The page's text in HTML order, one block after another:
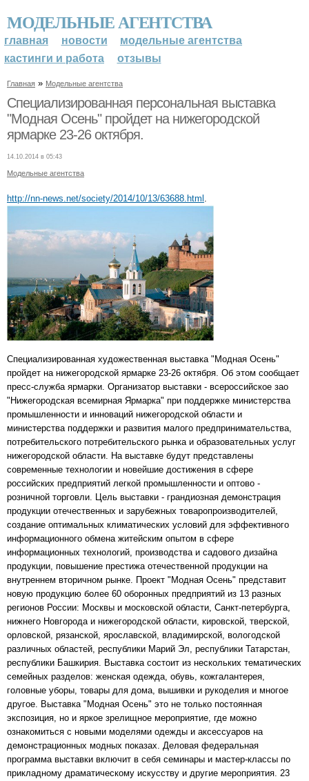
МОДЕЛЬНЫЕ АГЕНТСТВА
главная новости
модельные агентства
кастинги и работа
отзывы
Главная » Модельные агентства
Специализированная персональная выставка
"Модная Осень" пройдет на нижегородской
ярмарке 23-26 октября.
14.10.2014 в 05:43
Модельные агентства
http://nn-news.net/society/2014/10/13/63688.html
Специализированная художественная выставка "Модная Осень"
пройдет на нижегородской ярмарке 23-26 октября. Об этом сообщает
пресс-служба ярмарки. Организатор выставки - всероссийское зао
"Нижегородская всемирная Ярмарка" при поддержке министерства
промышленности и инноваций нижегородской области и
министерства поддержки и развития малого предпринимательства,
потребительского потребительского рынка и образовательных услуг
нижегородской области. На выставке будут представлены
современные технологии и новейшие достижения в сфере
российских предприятий легкой промышленности и оптово -
розничной торговли. Цель выставки - грандиозная демонстрация
продукции отечественных и зарубежных товаропроизводителей,
создание оптимальных климатических условий для эффективного
информационного обмена житейским опытом в сфере
информационных технологий, производства и садового дизайна
продукции, повышение престижа отечественной продукции на
внутреннем вторичном рынке. Проект "Модная Осень" представит
новую продукцию более 60 оборонных предприятий из 13 разных
регионов России: Москвы и московской области, Санкт-петербурга,
нижнего Новгорода и нижегородской области, кировской, тверской,
орловской, рязанской, ярославской, владимирской, вологодской
различных областей, республики Марий Эл, республики Татарстан,
республики Башкирия. Выставка состоит из нескольких тематических
семейных разделов: женская одежда, обувь, кожгалантерея,
головные уборы, товары для дома, вышивки и рукоделия и многое
другое. Выставка "Модная Осень" это не только постоянная
экспозиция, но и яркое зрелищное мероприятие, где можно
ознакомиться с новыми моделями одежды и аксессуаров на
демонстрационных модных показах. Деловая федеральная
программа выставки включит в себя семинары и мастер-классы по
прикладному драматическому искусству и другие мероприятия. 23